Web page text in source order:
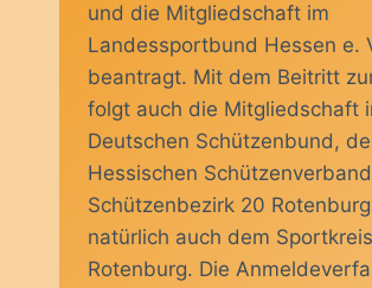
und die Mitgliedschaft im
Landessportbund Hessen e.
beantragt. Mit dem Beitritt
folgt auch die Mitgliedschaft
Deutschen Schützenbund,
Hessischen
Schützenbezirk 20
natürlich auch dem
Rotenburg. Die